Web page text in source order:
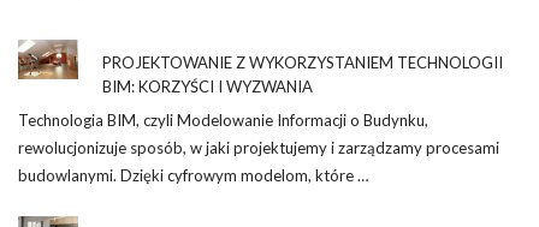
PROJEKTOWANIE Z WYKORZYSTANIEM TECHNOLOGII
BIM: KORZYŚCI I WYZWANIA
Technologia BIM, czyli Modelowanie Informacji o Budynku,
rewolucjonizuje sposób, w jaki projektujemy i zarządzamy procesami
budowlanymi. Dzięki cyfrowym modelom, które …